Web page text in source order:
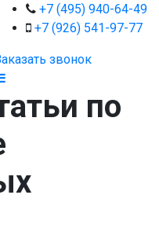
+7 (495) 940-64-49
+7 (926) 541-97-77
звонок
по